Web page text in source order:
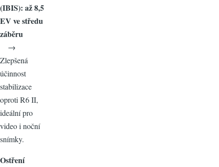
(IBIS): až 8,5
EV ve středu
záběru
→
Zlepšená
účinnost
stabilizace
oproti R6 II,
ideální pro
video i noční
snímky.
Ostření